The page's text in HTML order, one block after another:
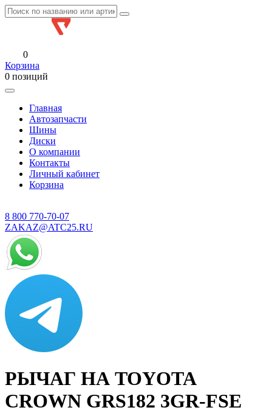
0
Корзина
0 позиций
Главная
Автозапчасти
Шины
Диски
О компании
Контакты
Личный кабинет
Корзина
8 800 770-70-07
ZAKAZ@ATC25.RU
РЫЧАГ НА TOYOTA
CROWN GRS182 3GR-FSE